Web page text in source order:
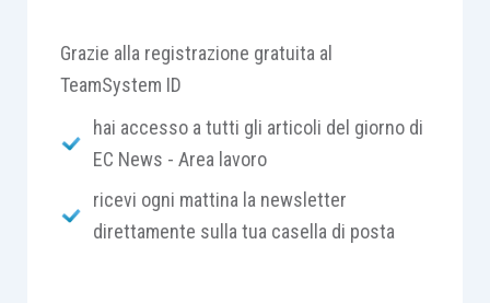
accordo in sede di Conferenza Stato-Regioni, la
formazione obbligatoria per i preposti continua
Grazie alla registrazione gratuita al
TeamSystem ID
hai accesso a tutti gli articoli del giorno di
EC News - Area lavoro
ricevi ogni mattina la newsletter
direttamente sulla tua casella di posta